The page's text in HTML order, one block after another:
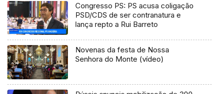
Congresso PS: PS acusa coligação
PSD/CDS de ser contranatura e
lança repto a Rui Barreto
Novenas da festa de Nossa
Senhora do Monte (vídeo)